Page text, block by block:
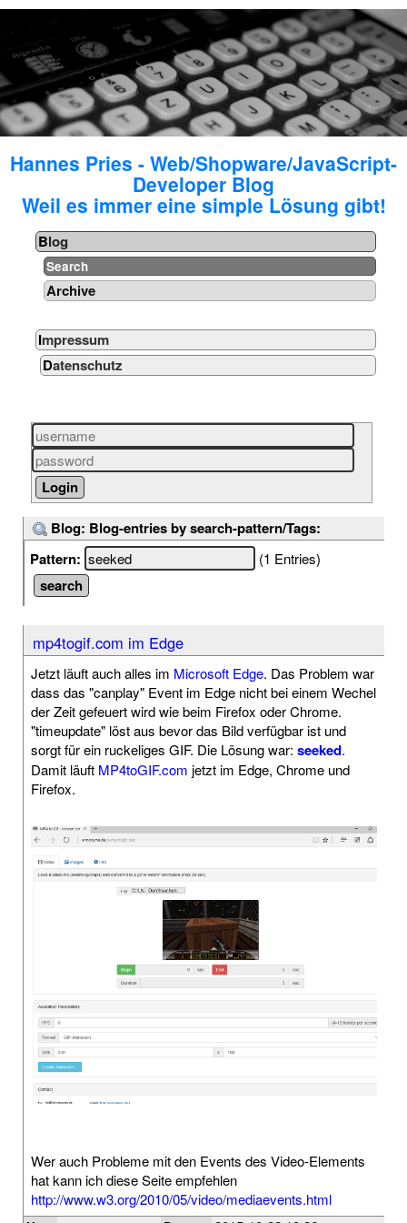
Hannes Pries - Web/Shopware/JavaScript-
Developer Blog
Weil es immer eine simple Lösung gibt!
Blog
Search
Archive
Impressum
Datenschutz
Blog: Blog-entries by search-pattern/Tags:
Pattern:
(1 Entries)
mp4togif.com im Edge
Jetzt läuft auch alles im Microsoft Edge. Das Problem war
dass das "canplay" Event im Edge nicht bei einem Wechel
der Zeit gefeuert wird wie beim Firefox oder Chrome.
"timeupdate" löst aus bevor das Bild verfügbar ist und
sorgt für ein ruckeliges GIF. Die Lösung war: seeked.
Damit läuft MP4toGIF.com jetzt im Edge, Chrome und
Firefox.
Wer auch Probleme mit den Events des Video-Elements
hat kann ich diese Seite empfehlen
http://www.w3.org/2010/05/video/mediaevents.html